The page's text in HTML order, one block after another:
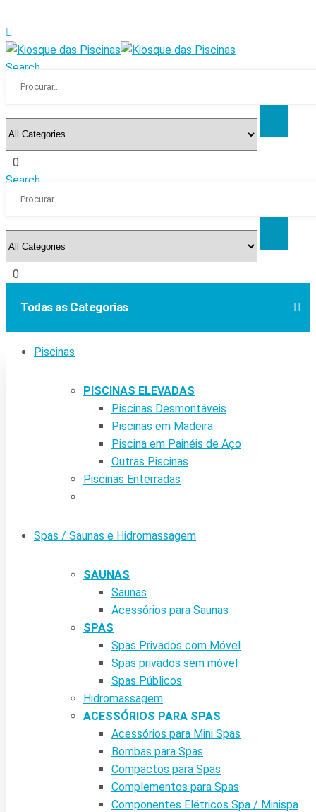
Search
0
Search
0
Todas as Categorias
Piscinas
PISCINAS ELEVADAS
Piscinas Desmontáveis
Piscinas em Madeira
Piscina em Painéis de Aço
Outras Piscinas
Piscinas Enterradas
Spas / Saunas e Hidromassagem
SAUNAS
Saunas
Acessórios para Saunas
SPAS
Spas Privados com Móvel
Spas privados sem móvel
Spas Públicos
Hidromassagem
ACESSÓRIOS PARA SPAS
Acessórios para Mini Spas
Bombas para Spas
Compactos para Spas
Complementos para Spas
Componentes Elétricos Spa / Minispa